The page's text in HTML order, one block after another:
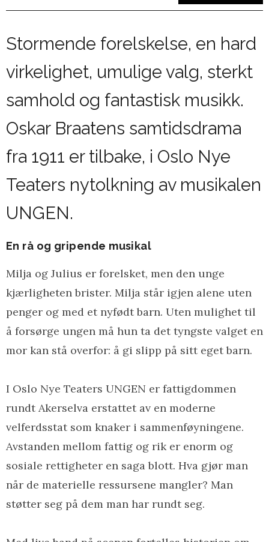
Stormende forelskelse, en hard
virkelighet, umulige valg, sterkt
samhold og fantastisk musikk.
Oskar Braatens samtidsdrama
fra 1911 er tilbake, i Oslo Nye
Teaters nytolkning av musikalen
UNGEN.
En rå og gripende musikal
Milja og Julius er forelsket, men den unge
kjærligheten brister. Milja står igjen alene uten
penger og med et nyfødt barn. Uten mulighet til
å forsørge ungen må hun ta det tyngste valget en
mor kan stå overfor: å gi slipp på sitt eget barn.
I Oslo Nye Teaters UNGEN er fattigdommen
rundt Akerselva erstattet av en moderne
velferdsstat som knaker i sammenføyningene.
Avstanden mellom fattig og rik er enorm og
sosiale rettigheter en saga blott. Hva gjør man
når de materielle ressursene mangler? Man
støtter seg på dem man har rundt seg.